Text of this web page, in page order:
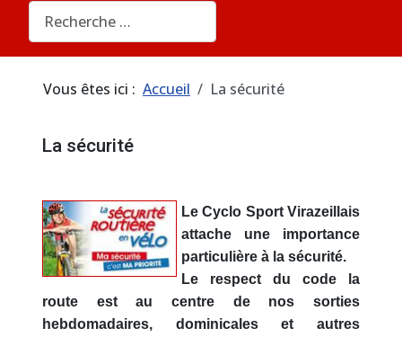
Rechercher
Vous êtes ici : Accueil La sécurité
La sécurité
Le Cyclo Sport Virazeillais
attache une importance
particulière à la sécurité.
Le respect du code la
route est au centre de nos sorties
hebdomadaires, dominicales et autres